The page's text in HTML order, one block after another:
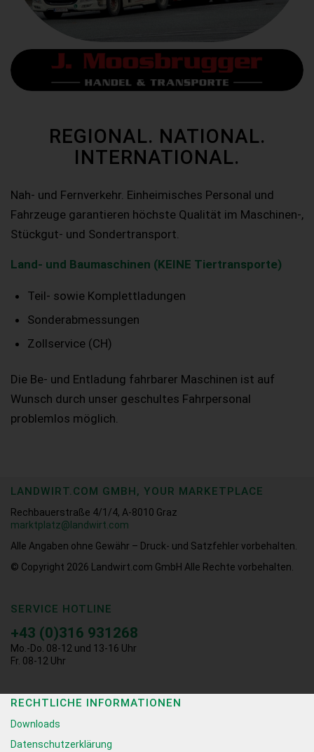
REGIONAL. NATIONAL.
INTERNATIONAL.
Nah- und Fernverkehr. Einheimisches Personal und
Fahrzeuge garantieren höchste Qualität im Maschinen-,
Stückgut- und Sondertransport.
Land- und Baumaschinen (KEINE Tiertransporte)
Teil- sowie Komplettladungen
Sonderabmessungen
Zollservice (CH)
Die Be- und Entladung fahrbarer Maschinen ist auf
Wunsch durch unser geschultes Fahrpersonal
problemlos möglich.
LANDWIRT.COM GMBH, YOUR MARKETPLACE
Rechbauerstraße 4/1/4, A-8010 Graz
marktplatz@landwirt.com
Alle Angaben ohne Gewähr – Druck- und Satzfehler vorbehalten.
© Copyright 2026
Landwirt.com GmbH Alle Rechte vorbehalten.
SERVICE HOTLINE
+43 (0)316 931268
Mo.-Do. 08-12 und 13-16 Uhr
Fr. 08-12 Uhr
RECHTLICHE INFORMATIONEN
Downloads
Datenschutzerklärung